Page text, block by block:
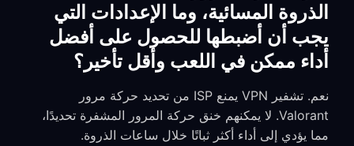
الذروة المسائية، وما الإعدادات التي
يجب أن أضبطها للحصول على أفضل
أداء ممكن في اللعب وأقل تأخير؟
نعم. تشفير VPN يمنع ISP من تحديد حركة مرور
Valorant. لا يمكنهم خنق حركة المرور المشفرة تحديدًا،
مما يؤدي إلى أداء أكثر ثباتًا خلال ساعات الذروة.